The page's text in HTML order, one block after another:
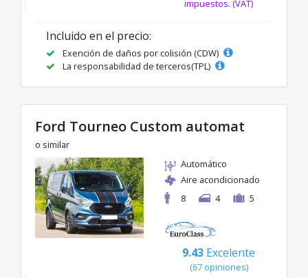
impuestos. (VAT)
Incluido en el precio:
Exención de daños por colisión (CDW)
La responsabilidad de terceros(TPL)
Ford Tourneo Custom automat
o similar
Automático
Aire acondicionado
8
4 5
9.43 Excelente
(67 opiniones)